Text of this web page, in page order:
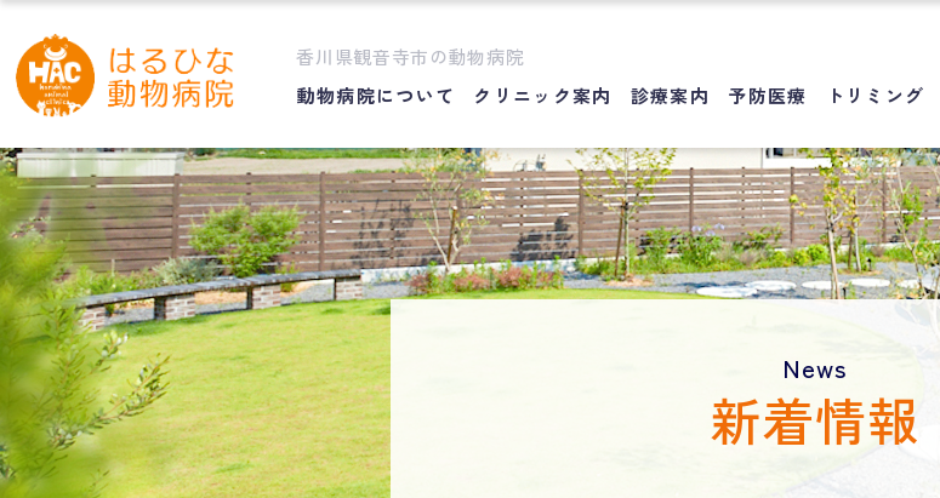
香川県観音寺市の動物病院
動物病院について
クリニック案内 診療案内 予防医療 トリミング
News
新着情報